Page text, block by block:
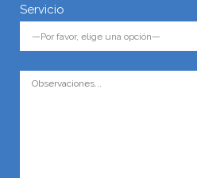
Servicio